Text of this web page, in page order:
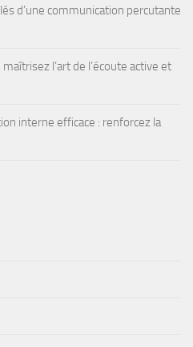
d’une communication percutante
l’art de l’écoute active et
interne efficace : renforcez la